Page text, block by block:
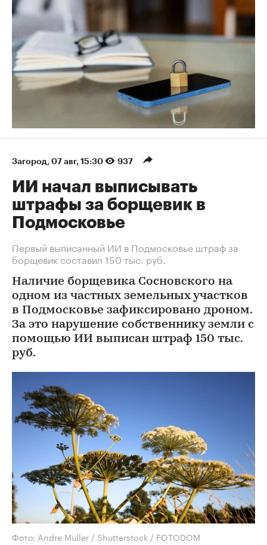
Загород 07 авг, 15:30 937
ИИ начал выписывать
штрафы за борщевик в
Подмосковье
Первый выписанный ИИ в Подмосковье штраф за
борщевик составил 150 тыс. руб.
Наличие борщевика Сосновского на
одном из частных земельных участков
в Подмосковье зафиксировано дроном.
За это нарушение собственнику земли с
помощью ИИ выписан штраф 150 тыс.
руб.
Фото: Andre Muller / Shutterstock / FOTODOM